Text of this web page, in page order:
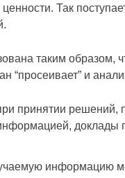
ценности. Так
таким
и
принятии решений,
информацию